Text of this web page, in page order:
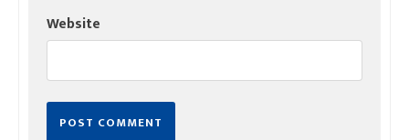
Website